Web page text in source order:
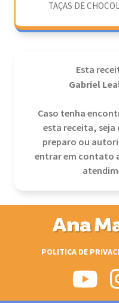
TAÇAS DE
Esta
Gabriel
Caso tenha
esta receita, seja
preparo ou
entrar em contato
Ana
POLITICA DE